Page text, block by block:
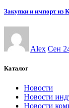
Закупки и импорт из
Alex Сен
Каталог
Новости
Новости
Новости